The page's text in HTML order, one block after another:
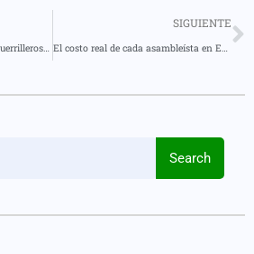
Encuentran cuerpos de dos guerrilleros del grupo “Comandos de Frontera” durante operación militar en Alto Punino, Orellana
SIGUIENTE
El costo real de cada asambleísta en Ecuador supera los $16.000 mensuales
Search